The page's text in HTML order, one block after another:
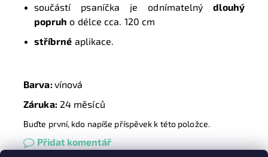
součástí psaníčka je odnímatelnýdlouhý
popruh o délce cca. 120 cm
stříbrné aplikace.
Barva:vínová
Záruka:24 měsíců
Buďte první, kdo napíše příspěvek k této položce.
Přidat komentář